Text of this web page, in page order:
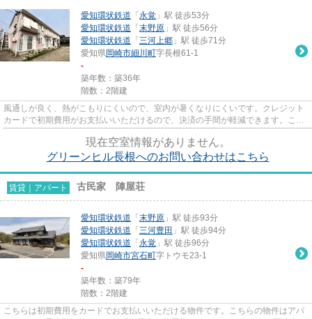
愛知環状鉄道 「 永覚 」駅 徒歩53分
愛知環状鉄道 「 末野原 」駅 徒歩56分
愛知環状鉄道 「 三河上郷 」駅 徒歩71分
愛知県岡崎市細川町字長根61-1
-
築年数：築36年
階数：2階建
風通しが良く、熱がこもりにくいので、室内が暑くなりにくいです。クレジット
カードで初期費用がお支払いいただけるので、決済の手間が軽減できます。こち
現在空室情報がありません。
グリーンヒル長根へのお問い合わせはこちら
賃貸｜アパート 古民家 陣屋荘
愛知環状鉄道 「 末野原 」駅 徒歩93分
愛知環状鉄道 「 三河豊田 」駅 徒歩94分
愛知環状鉄道 「 永覚 」駅 徒歩96分
愛知県岡崎市宮石町字トウモ23-1
-
築年数：築79年
階数：2階建
こちらは初期費用をカードでお支払いいただける物件です。こちらの物件はアパ